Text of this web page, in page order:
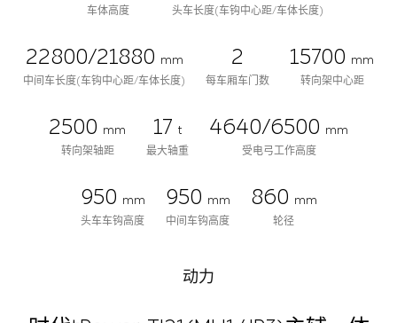
车体高度
头车长度(车钩中心距/车体长度)
22800/21880 mm
中间车长度(车钩中心距/车体长度)
2
每车厢车门数
15700 mm
转向架中心距
2500 mm
转向架轴距
17 t
最大轴重
4640/6500 mm
受电弓工作高度
950 mm
头车车钩高度
950 mm
中间车钩高度
860 mm
轮径
动力